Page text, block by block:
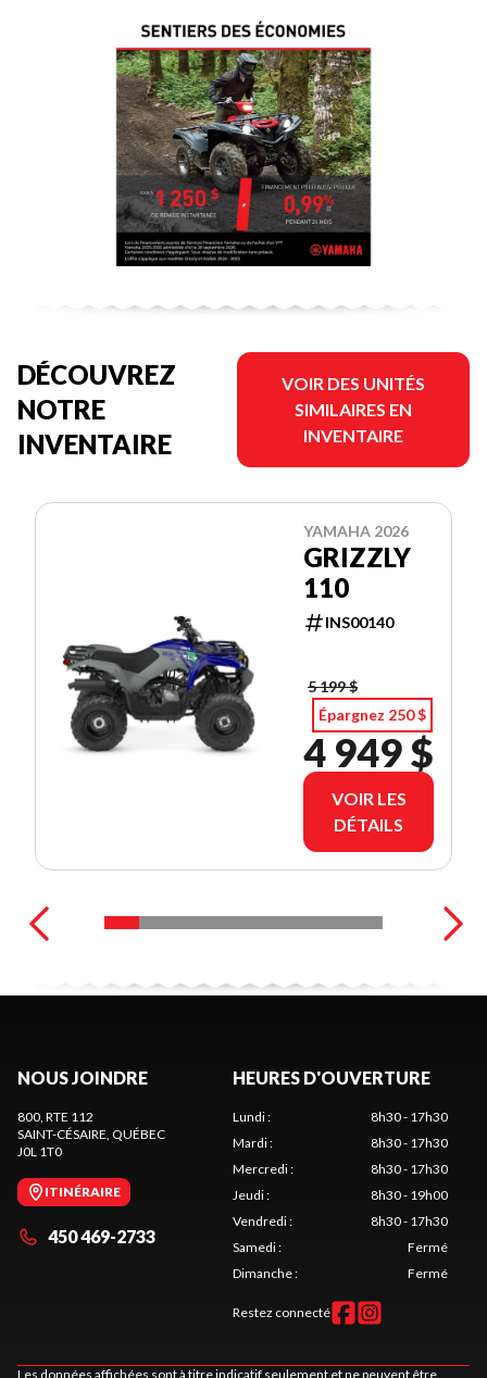
DÉCOUVREZ
NOTRE
INVENTAIRE
VOIR DES UNITÉS
SIMILAIRES EN
INVENTAIRE
YAMAHA 2026
GRIZZLY
110
INS00140
5 199 $
Épargnez 250 $
4 949 $
VOIR LES
DÉTAILS
NOUS JOINDRE
800, RTE 112
SAINT-CÉSAIRE, QUÉBEC
J0L 1T0
ITINÉRAIRE
450 469-2733
HEURES D'OUVERTURE
Lundi:
8h30 - 17h30
Mardi:
8h30 - 17h30
Mercredi:
8h30 - 17h30
Jeudi:
8h30 - 19h00
Vendredi:
8h30 - 17h30
Samedi:
Fermé
Dimanche: Fermé
Restez connecté
Les données affichées sont à titre indicatif seulement et ne peuvent être